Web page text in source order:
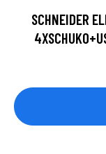
SCHNEIDER